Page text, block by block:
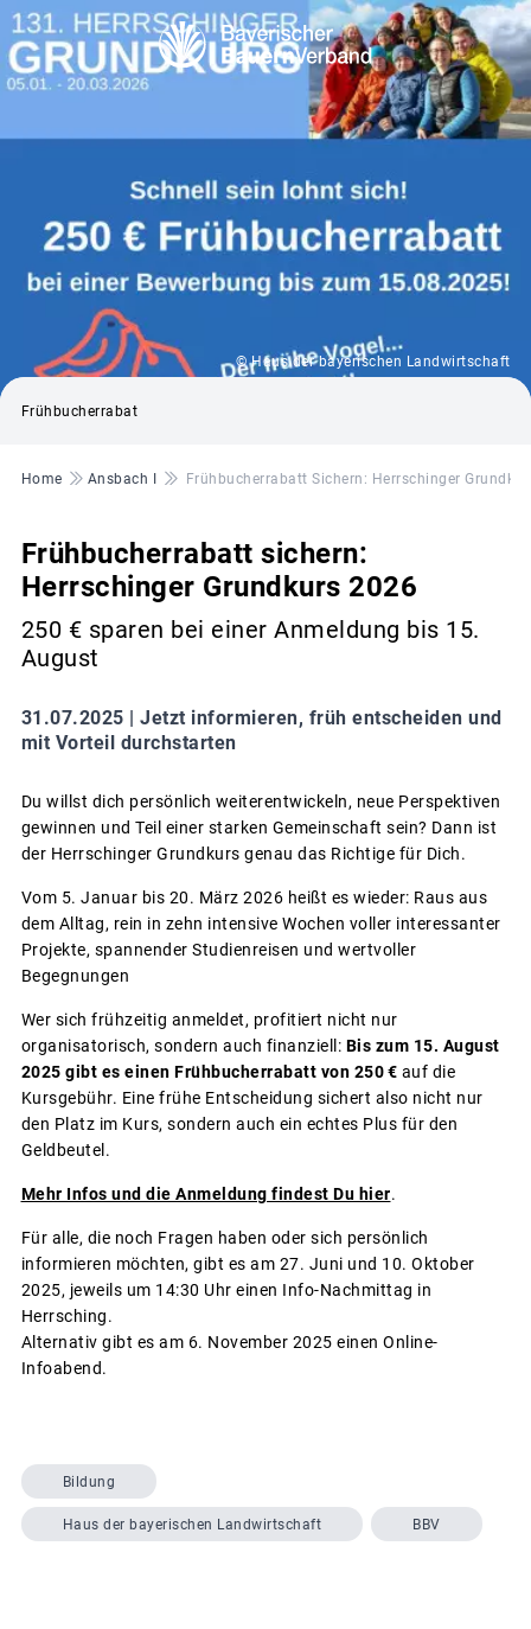
© Haus der bayerischen Landwirtschaft
Frühbucherrabat
Pfadnavigation
Home Ansbach I Frühbucherrabatt Sichern: Herrschinger
Frühbucherrabatt sichern:
Herrschinger Grundkurs 2026
250 € sparen bei einer Anmeldung bis 15.
August
31.07.2025 | Jetzt informieren, früh entscheiden und
mit Vorteil durchstarten
Du willst dich persönlich weiterentwickeln, neue Perspektiven
gewinnen und Teil einer starken Gemeinschaft sein? Dann ist
der Herrschinger Grundkurs genau das Richtige für Dich.
Vom 5. Januar bis 20. März 2026 heißt es wieder: Raus aus
dem Alltag, rein in zehn intensive Wochen voller interessanter
Projekte, spannender Studienreisen und wertvoller
Begegnungen
Wer sich frühzeitig anmeldet, profitiert nicht nur
organisatorisch, sondern auch finanziell: Bis zum 15. August
2025 gibt es einen Frühbucherrabatt von 250 € auf die
Kursgebühr. Eine frühe Entscheidung sichert also nicht nur
den Platz im Kurs, sondern auch ein echtes Plus für den
Geldbeutel.
Mehr Infos und die Anmeldung findest Du hier.
Für alle, die noch Fragen haben oder sich persönlich
informieren möchten, gibt es am 27. Juni und 10. Oktober
2025, jeweils um 14:30 Uhr einen Info-Nachmittag in
Herrsching.
Alternativ gibt es am 6. November 2025 einen Online-
Infoabend.
Bildung
Haus der bayerischen Landwirtschaft BBV